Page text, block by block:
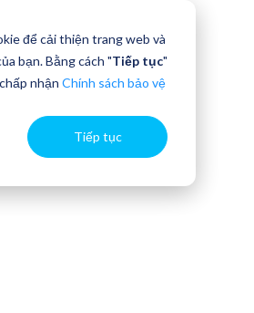
để cải thiện trang web và
bạn. Bằng cách "Tiếp tục"
nhận Chính sách bảo vệ
Tiếp tục